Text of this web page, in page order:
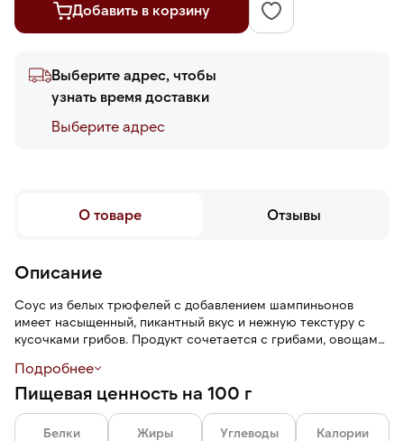
Добавить в корзину
Выберите адрес, чтобы
узнать время доставки
Выберите адреc
О товаре Отзывы
Описание
Соус из белых трюфелей с добавлением шампиньонов
имеет насыщенный, пикантный вкус и нежную текстуру с
кусочками грибов. Продукт сочетается с грибами, овощами,
Подробнее
Пищевая ценность на 100 г
Белки Жиры Углеводы Калории